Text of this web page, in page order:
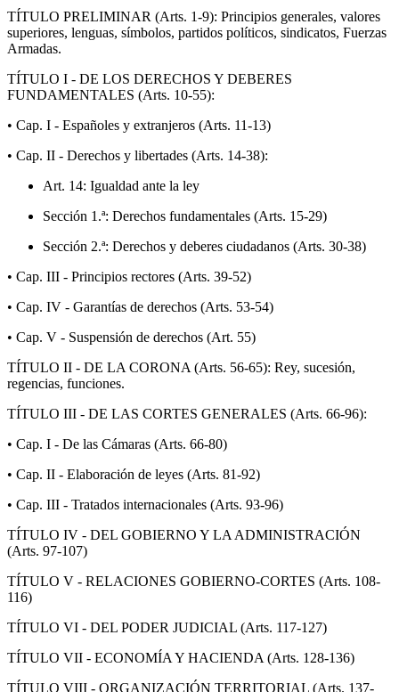
TÍTULO PRELIMINAR (Arts. 1-9): Principios generales, valores
superiores, lenguas, símbolos, partidos políticos, sindicatos, Fuerzas
Armadas.
TÍTULO I - DE LOS DERECHOS Y DEBERES
FUNDAMENTALES (Arts. 10-55):
• Cap. I - Españoles y extranjeros (Arts. 11-13)
• Cap. II - Derechos y libertades (Arts. 14-38):
Art. 14: Igualdad ante la ley
Sección 1.ª: Derechos fundamentales (Arts. 15-29)
Sección 2.ª: Derechos y deberes ciudadanos (Arts. 30-38)
• Cap. III - Principios rectores (Arts. 39-52)
• Cap. IV - Garantías de derechos (Arts. 53-54)
• Cap. V - Suspensión de derechos (Art. 55)
TÍTULO II - DE LA CORONA (Arts. 56-65): Rey, sucesión,
regencias, funciones.
TÍTULO III - DE LAS CORTES GENERALES (Arts. 66-96):
• Cap. I - De las Cámaras (Arts. 66-80)
• Cap. II - Elaboración de leyes (Arts. 81-92)
• Cap. III - Tratados internacionales (Arts. 93-96)
TÍTULO IV - DEL GOBIERNO Y LA ADMINISTRACIÓN
(Arts. 97-107)
TÍTULO V - RELACIONES GOBIERNO-CORTES (Arts. 108-
116)
TÍTULO VI - DEL PODER JUDICIAL (Arts. 117-127)
TÍTULO VII - ECONOMÍA Y HACIENDA (Arts. 128-136)
TÍTULO VIII - ORGANIZACIÓN TERRITORIAL (Arts. 137-